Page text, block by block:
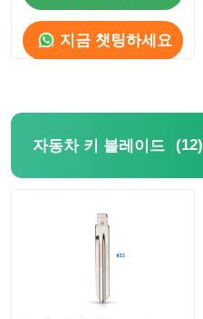
지금 챗팅하세요
자동차 키 블레이드 (12)